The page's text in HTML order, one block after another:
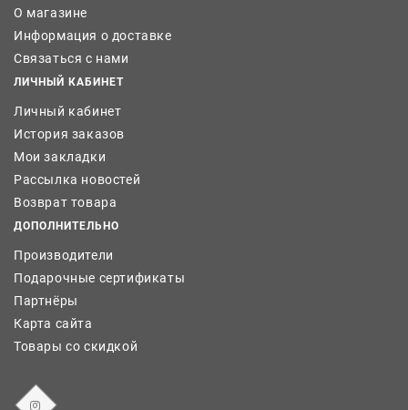
О магазине
Информация о доставке
Связаться с нами
ЛИЧНЫЙ КАБИНЕТ
Личный кабинет
История заказов
Мои закладки
Рассылка новостей
Возврат товара
ДОПОЛНИТЕЛЬНО
Производители
Подарочные сертификаты
Партнёры
Карта сайта
Товары со скидкой